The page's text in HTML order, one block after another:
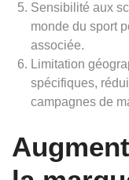
Sensibilité aux
monde du sport
associée.
Limitation
spécifiques,
campagnes de